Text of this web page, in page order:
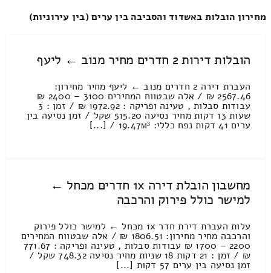
מחירון הובלות באשדוד והסביבה בין ערים (בין עירוניות)
הובלות דירות 2 חדרים מחיר מנוב ← ליעף
העברת דירה 2 חדרים מנוב ← ליעף מחיר מחירון:
2567.46 ₪ / אלה שבטווח המחירים 3100 – 2400 ₪
עבודות סבלות , טעינה ופריקה : 1972.92 ₪ / זמן : 3
שעות 13 דקות מחיר נסיעה 515.20 שקל / זמן נסיעה בין
ערים 41 דקות נפח כללי: 19.47м³ / [...]
מחשבון הובלת דירה 1x חדרים מכחל ←
למישר כולל פירוק והרכבה
עלות העברת דירת חדר 1x מכחל ← למישר כולל פירוק
והרכבה מחיר מחירון: 1806.51 ₪ / אלה שבטווח המחירים
2200 – 1700 ₪ עבודות סבלות , טעינה ופריקה : 771.67
₪ / זמן : 21 דקות 18 שניות מחיר נסיעה 748.32 שקל /
זמן נסיעה בין ערים 57 דקות [...]